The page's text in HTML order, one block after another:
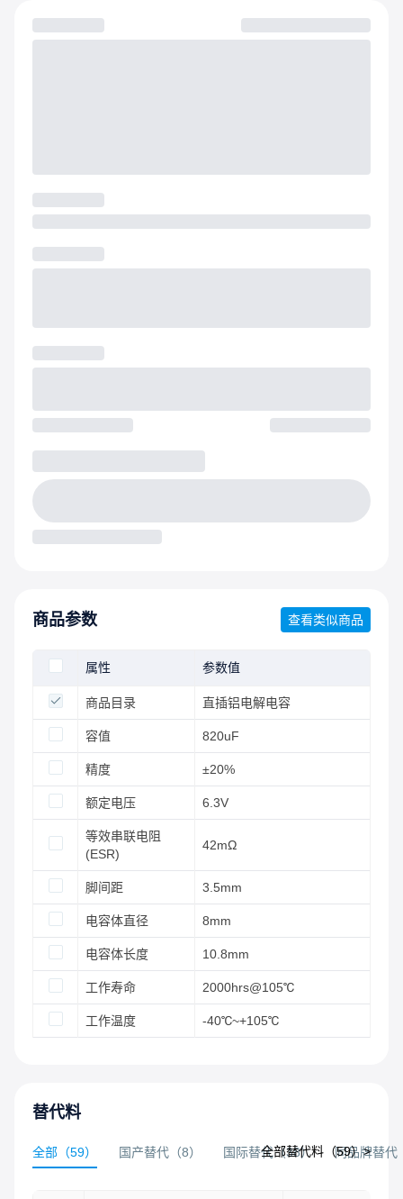
商品参数 查看类似商品
属性 参数值
商品目录 直插铝电解电容
容值 820uF
精度 ±20%
额定电压 6.3V
等效串联电阻
(ESR)
42mΩ
脚间距 3.5mm
电容体直径 8mm
电容体长度 10.8mm
工作寿命 2000hrs@105℃
工作温度 -40℃~+105℃
替代料
全部 （59） 国产替代 （8） 国际替代（38） 同品牌替代
全部替代料（59）>